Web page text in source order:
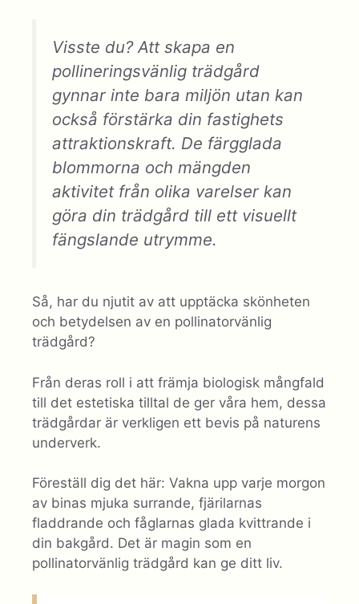
Visste du? Att skapa en
pollineringsvänlig trädgård
gynnar inte bara miljön utan kan
också förstärka din fastighets
attraktionskraft. De färgglada
blommorna och mängden
aktivitet från olika varelser kan
göra din trädgård till ett visuellt
fängslande utrymme.
Så, har du njutit av att upptäcka skönheten
och betydelsen av en pollinatorvänlig
trädgård?
Från deras roll i att främja biologisk mångfald
till det estetiska tilltal de ger våra hem, dessa
trädgårdar är verkligen ett bevis på naturens
underverk.
Föreställ dig det här: Vakna upp varje morgon
av binas mjuka surrande, fjärilarnas
fladdrande och fåglarnas glada kvittrande i
din bakgård. Det är magin som en
pollinatorvänlig trädgård kan ge ditt liv.